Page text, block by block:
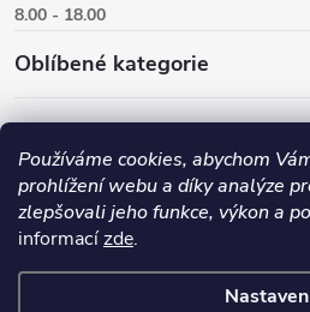
Používáme cookies, abychom
prohlížení webu a díky analýze
zlepšovali jeho funkce, výkon a
informacízde.
8.00 - 18.00
Oblíbené kategorie